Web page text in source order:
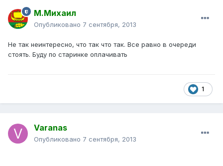
М.Михаил
Опубликовано 7 сентября, 2013
Не так неинтересно, что так что так. Все равно в очереди
стоять. Буду по старинке оплачивать
1
Varanas
Опубликовано 7 сентября, 2013